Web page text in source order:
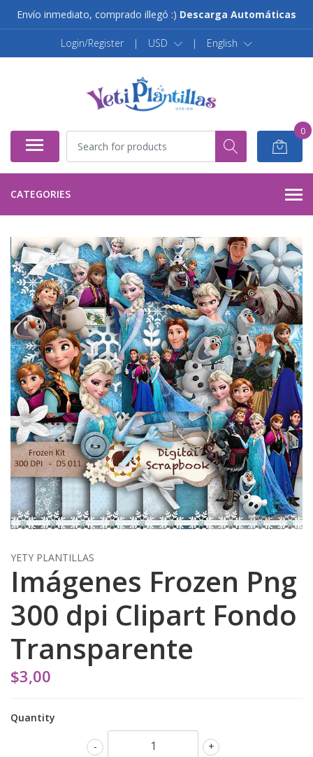
Envío inmediato, comprado illegó :) Descarga Automáticas
Login/Register | USD | English
0
CATEGORIES
YETY PLANTILLAS
Imágenes Frozen Png
300 dpi Clipart Fondo
Transparente
$3,00
Quantity
+
-